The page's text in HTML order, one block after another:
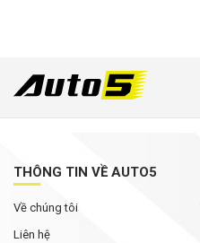
THÔNG TIN VỀ AUTO5
Về chúng tôi
Liên hệ